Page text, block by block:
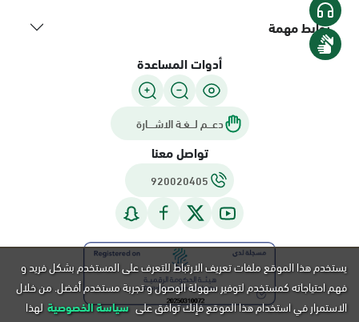
روابط مهمة
أدوات المساعدة
دعـــم لـــغـة الاشــــارة
تواصل معنا
920020405
يستخدم هذا الموقع ملفات تعريف الارتباط للتعرف على المستخدم بشكل فريد و
فهم احتياجاته كمستخدم لتوفير سهولة الوصول و تجربة مستخدم أفضل. من خلال
الاستمرار في استخدام هذا الموقع فإنك توافق على سياسة الخصوصية لهذا